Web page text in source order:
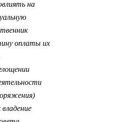
на
оплаты их